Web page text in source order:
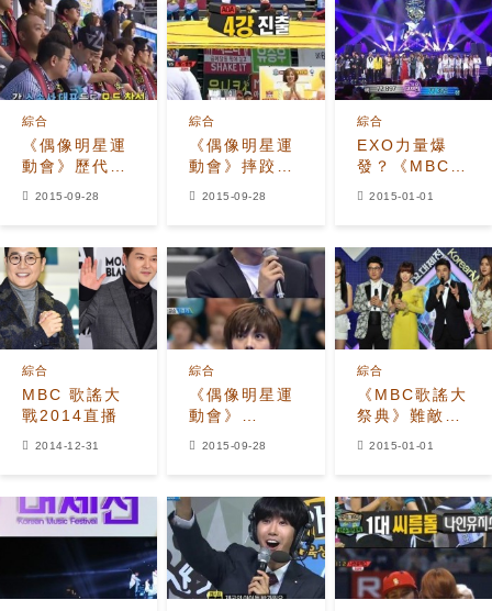
《偶像明星運
動會》歷代最
綜合
2015-09-28
《偶像明星運
動會》摔跤大
綜合
2015-09-28
EXO力量爆
發？《MBC歌
綜合
2015-01-01
MBC 歌謠大
戰2014直播
綜合
2014-12-31
《偶像明星運
動會》
牌選手是？
綜合
2015-09-28
《MBC歌謠大
祭典》難敵
綜合
2015-01-01